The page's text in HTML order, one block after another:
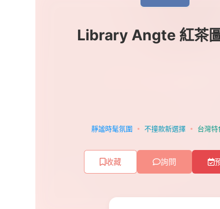
Library Angte 紅茶
靜謐時髦氛圍 不撞款新選擇 台灣特
收藏 詢問